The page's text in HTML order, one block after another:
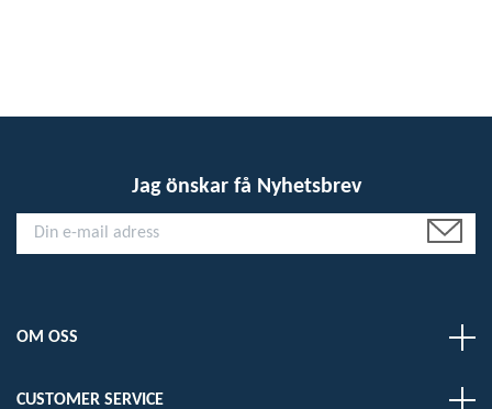
Jag önskar få Nyhetsbrev
OM OSS
CUSTOMER SERVICE